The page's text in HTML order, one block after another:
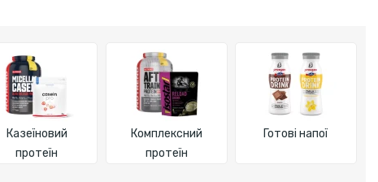
Казеїновий
протеїн
Комплексний
протеїн
Готові напої